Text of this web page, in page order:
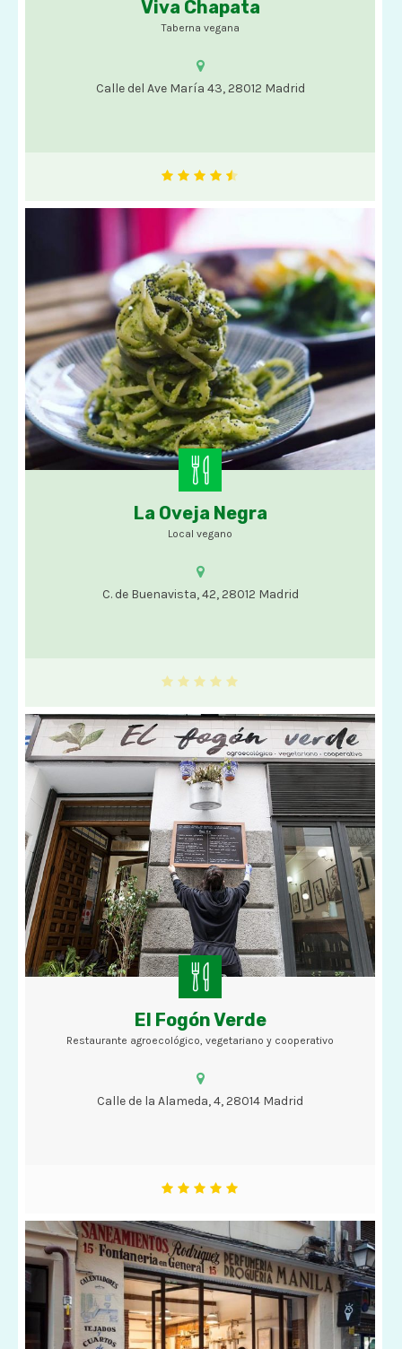
Opciones veganas
Viva Chapata
Taberna vegana
Calle del Ave María 43, 28012 Madrid
Comida vegana
La Oveja Negra
Local vegano
C. de Buenavista, 42, 28012 Madrid
Restaurante agroecológico, vegetariano y cooperativo
El Fogón Verde
Restaurante agroecológico, vegetariano y cooperativo
Calle de la Alameda, 4, 28014 Madrid